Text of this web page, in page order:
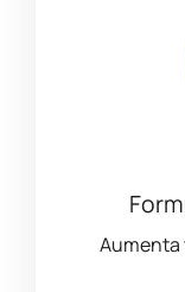
Aumenta